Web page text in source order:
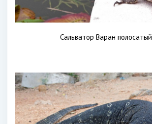
Сальватор Варан полосатый